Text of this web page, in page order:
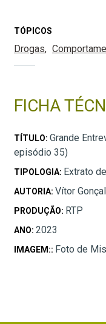
TÓPICOS
Drogas
FICHA
TÍTULO: Grande
episódio 35)
TIPOLOGIA: Extrato
AUTORIA: Vítor
PRODUÇÃO: RTP
ANO: 2023
IMAGEM:: Foto de